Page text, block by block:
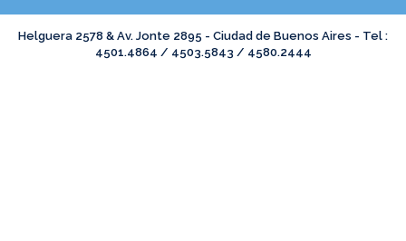
Helguera 2578 & Av. Jonte 2895 - Ciudad de Buenos Aires - Tel :
4501.4864 / 4503.5843 / 4580.2444